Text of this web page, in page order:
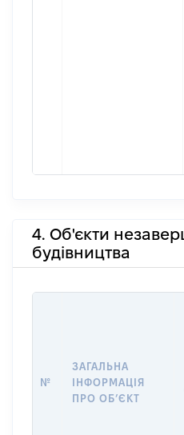
4. Об'єкти
будівництва
№
ЗАГАЛЬНА
ІНФОРМАЦІЯ
ПРО ОБʼЄКТ